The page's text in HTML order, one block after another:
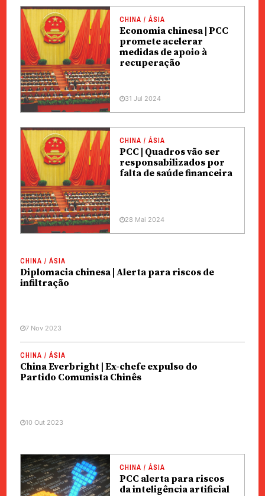
CHINA / ÁSIA
Economia chinesa | PCC
promete acelerar
medidas de apoio à
recuperação
31 Jul 2024
CHINA / ÁSIA
PCC | Quadros vão ser
responsabilizados por
falta de saúde financeira
28 Mai 2024
CHINA / ÁSIA
Diplomacia chinesa | Alerta para riscos de
infiltração
7 Nov 2023
CHINA / ÁSIA
China Everbright | Ex-chefe expulso do
Partido Comunista Chinês
10 Out 2023
CHINA / ÁSIA
PCC alerta para riscos
da inteligência artificial